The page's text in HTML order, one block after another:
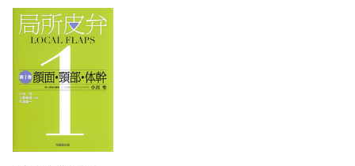
行った症例
白内障手術後／後発白内障 （留守良太）
多焦点眼内レンズ挿入眼で視力低下をきたした症例
白内障手術後／液状後発白内障 （高橋京一）
シングルショットレーザー後嚢切開による液状後発白内障の治療
白内障手術後／眼内レンズ偏位 （石井 清）
白内障手術後，かなり時間が経過して生じた眼内レンズ偏位の2症例
い，術後に繰り返す瞳孔捕捉に苦慮した症例
白内障手術後／水疱性角膜症 （稗田 牧）
成人の調節けいれん （梶田雅義）
ドライアイと老視として治療を受けていた調節けいれんの症
例
強度近視性内斜視 （木村亜紀子）
強度近視による長眼軸が原因の内斜視
先天白内障 （黒坂大次郎）
生後10 週目に水晶体吸引術・前部硝子体切除術を行った症